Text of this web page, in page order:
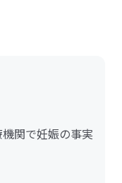
関で妊娠の事実